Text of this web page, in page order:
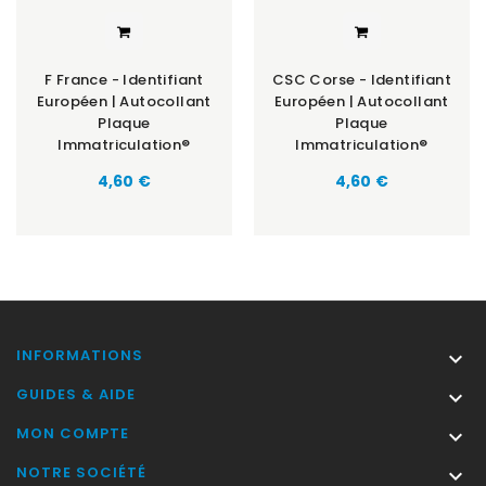
F France - Identifiant
Européen | Autocollant
Plaque
Immatriculation®
Prix
4,60 €
CSC Corse - Identifiant
Européen | Autocollant
Plaque
Immatriculation®
Prix
4,60 €
INFORMATIONS 
GUIDES & AIDE 
MON COMPTE 
NOTRE SOCIÉTÉ 